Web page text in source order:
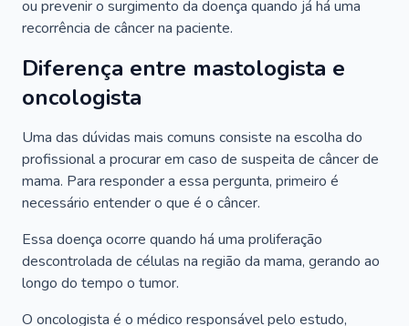
ou prevenir o surgimento da doença quando já há uma
recorrência de câncer na paciente.
Diferença entre mastologista e
oncologista
Uma das dúvidas mais comuns consiste na escolha do
profissional a procurar em caso de suspeita de câncer de
mama. Para responder a essa pergunta, primeiro é
necessário entender o que é o câncer.
Essa doença ocorre quando há uma proliferação
descontrolada de células na região da mama, gerando ao
longo do tempo o tumor.
O oncologista é o médico responsável pelo estudo,